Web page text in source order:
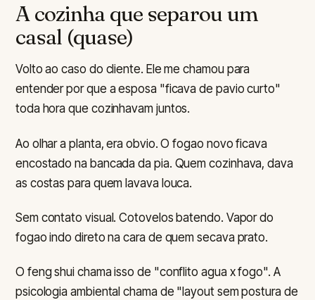
A cozinha que separou um
casal (quase)
Volto ao caso do cliente. Ele me chamou para
entender por que a esposa "ficava de pavio curto"
toda hora que cozinhavam juntos.
Ao olhar a planta, era obvio. O fogao novo ficava
encostado na bancada da pia. Quem cozinhava, dava
as costas para quem lavava louca.
Sem contato visual. Cotovelos batendo. Vapor do
fogao indo direto na cara de quem secava prato.
O feng shui chama isso de "conflito agua x fogo". A
psicologia ambiental chama de "layout sem postura de